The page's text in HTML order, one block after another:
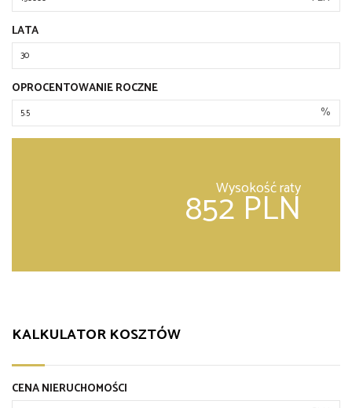
LATA
OPROCENTOWANIE ROCZNE
%
Wysokość raty
852 PLN
KALKULATOR KOSZTÓW
CENA NIERUCHOMOŚCI